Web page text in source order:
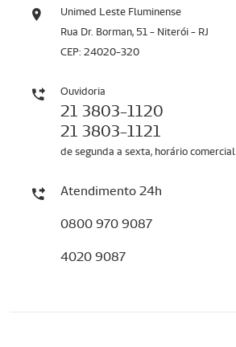
Unimed Leste Fluminense
Rua Dr. Borman, 51 - Niterói - RJ
CEP: 24020-320
Ouvidoria
21 3803-1120
21 3803-1121
de segunda a sexta, horário comercial
Atendimento 24h
0800 970 9087
4020 9087